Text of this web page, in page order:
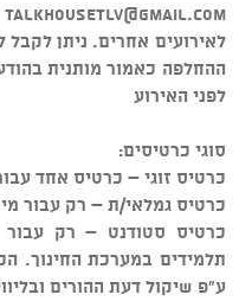
talkhousetlv@gmail.com
לאירועים אחרים. ניתן לקבל
ההחלפה כאמור מותנית
לפני האירוע
סוגי כרטיסים:
כרטיס זוגי – כרטיס אחד עבור 2
כרטיס גמלאי/ת – רק עבור
כרטיס סטודנט – רק
ע"פ שיקול דעת ההורים